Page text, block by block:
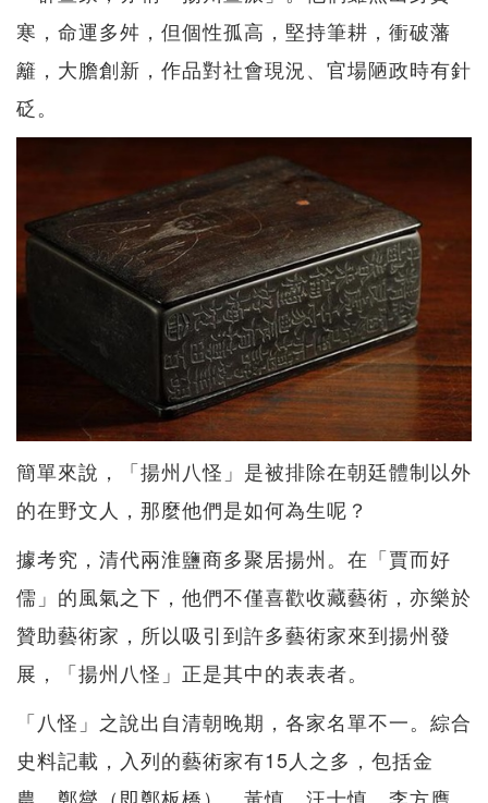
寒，命運多舛，但個性孤高，堅持筆耕，衝破藩
籬，大膽創新，作品對社會現況、官場陋政時有針
砭。
簡單來說，「揚州八怪」是被排除在朝廷體制以外
的在野文人，那麼他們是如何為生呢？
據考究，清代兩淮鹽商多聚居揚州。在「賈而好
儒」的風氣之下，他們不僅喜歡收藏藝術，亦樂於
贊助藝術家，所以吸引到許多藝術家來到揚州發
展，「揚州八怪」正是其中的表表者。
「八怪」之說出自清朝晚期，各家名單不一。綜合
史料記載，入列的藝術家有15人之多，包括金